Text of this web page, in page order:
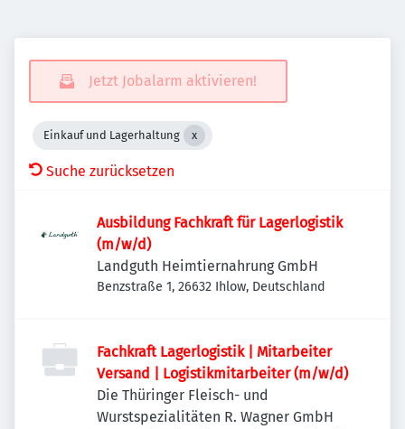
Jetzt Jobalarm aktivieren!
Einkauf und Lagerhaltung
Suche zurücksetzen
Ausbildung Fachkraft für Lagerlogistik
(m/w/d)
Landguth Heimtiernahrung GmbH
Benzstraße 1, 26632 Ihlow, Deutschland
Fachkraft Lagerlogistik | Mitarbeiter
Versand | Logistikmitarbeiter (m/w/d)
Die Thüringer Fleisch- und
Wurstspezialitäten R. Wagner GmbH